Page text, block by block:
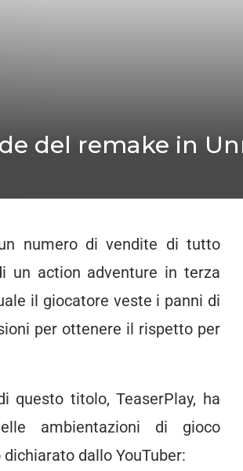
del remake in
numero di vendite di tutto
un action adventure in terza
il giocatore veste i panni di
per ottenere il rispetto per
questo titolo, TeaserPlay, ha
ambientazioni di gioco
dichiarato dallo YouTuber: